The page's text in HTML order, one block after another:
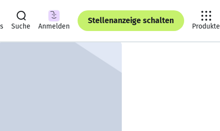
Suche Anmelden
Stellenanzeige schalten
Produkte